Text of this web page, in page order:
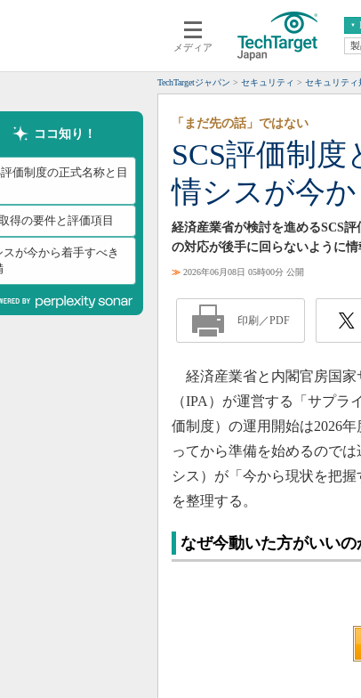
メディア
クラウド
スマートモバイル
ネットワーク
システム運用管理
エンタ
ERP
情報系
TechTargetジャパン セキュリティ セキュリティ
ココ知り！
評価制度の正式名称と目
得の要件と評価項目
スが今から着手すべき
SCS評価制
情シスが今
「まだ先の話」ではない
経済産業省が検討を進めるSCS
の対応が後手に回らないように
≫ 2026年06月08日 05時00分 公開
印刷／PDF
経済産業省と内閣官房国家
（IPA）が運営する「サプ
価制度）の運用開始は2026
ってから準備を始めるので
シス）が「今から現状を把
を整理する。
なぜ今動いた方がいいの